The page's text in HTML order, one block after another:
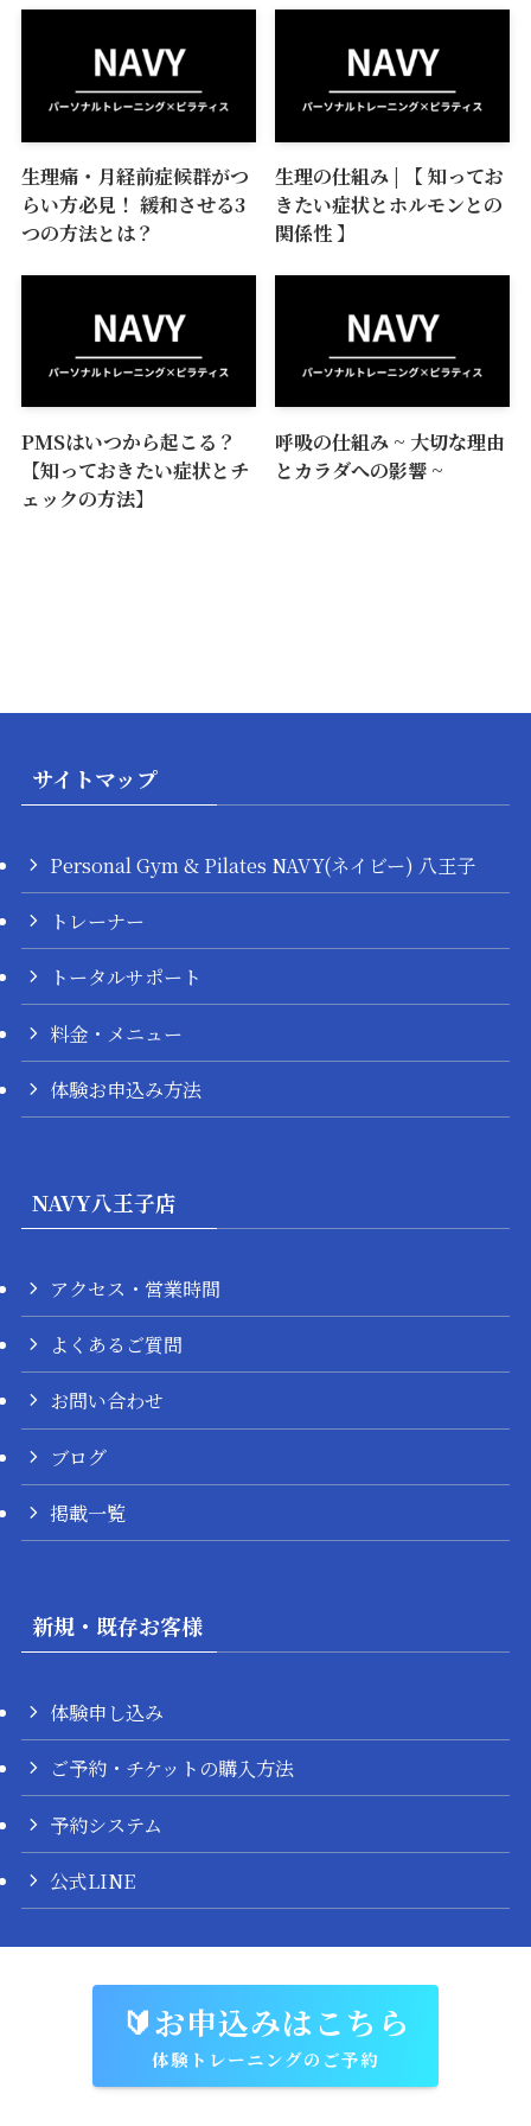
生理痛・月経前症候群がつ
らい方必見！ 緩和させる3
つの方法とは？
生理の仕組み | 【 知ってお
きたい症状とホルモンとの
関係性 】
PMSはいつから起こる？
【知っておきたい症状とチ
ェックの方法】
呼吸の仕組み ~ 大切な理由
とカラダへの影響 ~
🔰お申込みはこちら
体験トレーニングのご予約
サイトマップ
Personal Gym & Pilates NAVY(ネイビー) 八王子
トレーナー
トータルサポート
料金・メニュー
体験お申込み方法
NAVY八王子店
アクセス・営業時間
よくあるご質問
お問い合わせ
ブログ
掲載一覧
新規・既存お客様
体験申し込み
ご予約・チケットの購入方法
予約システム
公式LINE
利用規約 プライバシーポリシー 特定商取引法に基づく表記
©NAVY.